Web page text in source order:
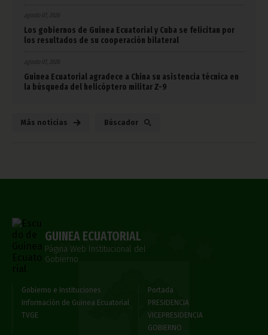
agosto 07, 2026
Los gobiernos de Guinea Ecuatorial y Cuba se felicitan por
los resultados de su cooperación bilateral
agosto 07, 2026
Guinea Ecuatorial agradece a China su asistencia técnica en
la búsqueda del helicóptero militar Z-9
Más noticias Búscador
GUINEA ECUATORIAL
Página Web Institucional del
Gobierno
Gobierno e Instituciones
Información de Guinea Ecuatorial
TVGE
Portada
PRESIDENCIA
VICEPRESIDENCIA
GOBIERNO